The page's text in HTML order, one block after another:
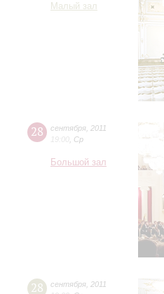
Малый зал
28 сентября 2011
19:00 Ср
Большой зал
28 сентября 2011